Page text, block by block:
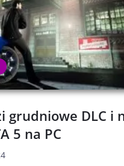
grudniowe DLC i
5 na PC